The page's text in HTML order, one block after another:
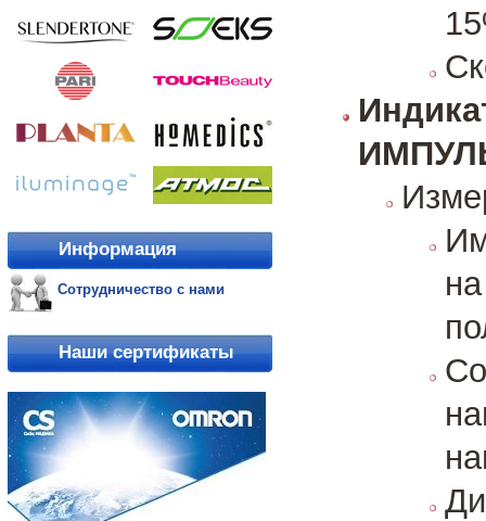
Информация
Сотрудничество с нами
Наши сертификаты